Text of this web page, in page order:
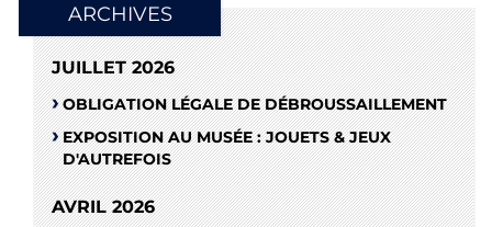
ARCHIVES
JUILLET 2026
OBLIGATION LÉGALE DE DÉBROUSSAILLEMENT
EXPOSITION AU MUSÉE : JOUETS & JEUX
D'AUTREFOIS
AVRIL 2026